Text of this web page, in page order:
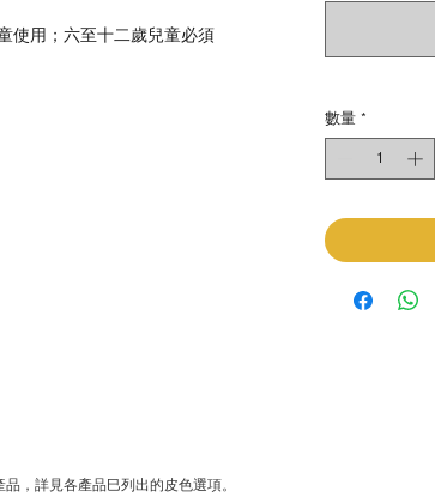
使用；六至十二歲兒童必須
數量 *
，詳見各產品巳列出的皮色選項。